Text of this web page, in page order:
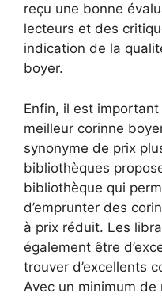
reçu une bonne
lecteurs et des
indication de la
boyer.
Enfin, il est important
meilleur corinne
synonyme de prix
bibliothèques
bibliothèque qui
d’emprunter des
à prix réduit. Les
également être
trouver d’excellents
Avec un minimum de